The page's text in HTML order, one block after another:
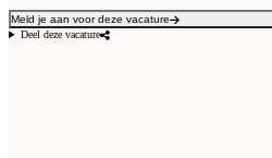
Meld je aan voor deze vacature
Deel deze vacature